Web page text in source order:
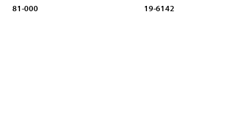
81-000 19-6142